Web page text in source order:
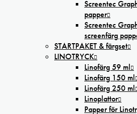
Screentec
papper
Screentec
screenfärg
STARTPAKET & färgset
LINOTRYCK
Linofärg 59 ml
Linofärg 150 ml
Linofärg 250 ml
Linoplattor
Papper för